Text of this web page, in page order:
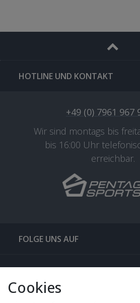
HOTLINE UND KONTAKT
+49 (0) 7961 967
Wir sind montags bis
bis 16:00 Uhr
erreichbar.
FOLGE UNS AUF
QUICKLINKS & TIPPS
Cookies